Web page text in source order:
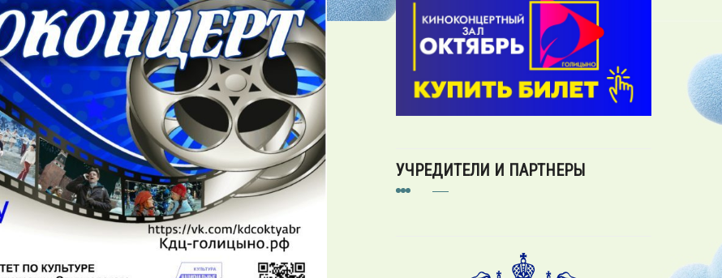
УЧРЕДИТЕЛИ И ПАРТНЕРЫ